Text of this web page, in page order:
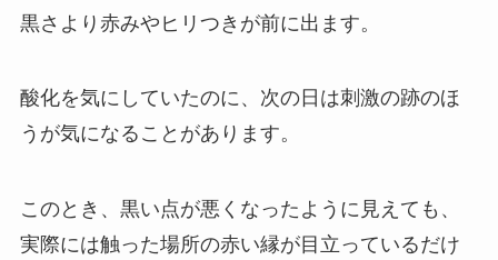
黒さより赤みやヒリつきが前に出ます。
酸化を気にしていたのに、次の日は刺激の跡のほ
うが気になることがあります。
このとき、黒い点が悪くなったように見えても、
実際には触った場所の赤い縁が目立っているだけ